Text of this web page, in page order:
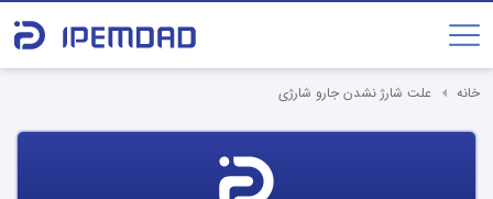
خانه علت شارژ نشدن جارو شارژی